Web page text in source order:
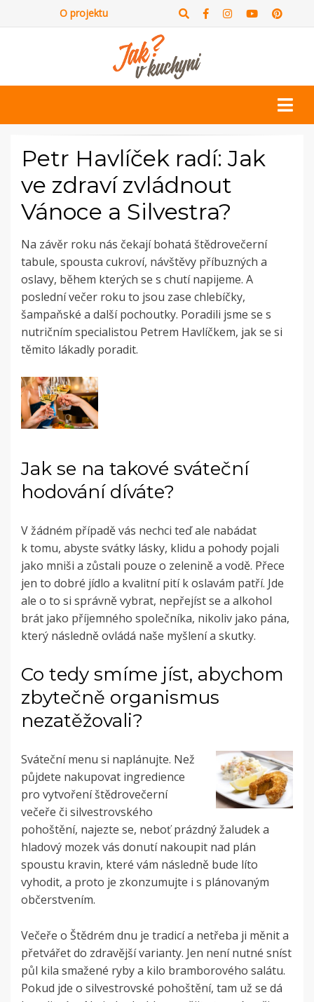
O projektu
Petr Havlíček radí: Jak
ve zdraví zvládnout
Vánoce a Silvestra?
Na závěr roku nás čekají bohatá štědrovečerní
tabule, spousta cukroví, návštěvy příbuzných a
oslavy, během kterých se s chutí napijeme. A
poslední večer roku to jsou zase chlebíčky,
šampaňské a další pochoutky. Poradili jsme se s
nutričním specialistou Petrem Havlíčkem, jak se si
těmito lákadly poradit.
Jak se na takové sváteční
hodování díváte?
V žádném případě vás nechci teď ale nabádat
k tomu, abyste svátky lásky, klidu a pohody pojali
jako mniši a zůstali pouze o zelenině a vodě. Přece
jen to dobré jídlo a kvalitní pití k oslavám patří. Jde
ale o to si správně vybrat, nepřejíst se a alkohol
brát jako příjemného společníka, nikoliv jako pána,
který následně ovládá naše myšlení a skutky.
Co tedy smíme jíst, abychom
zbytečně organismus
nezatěžovali?
Sváteční menu si naplánujte. Než
půjdete nakupovat ingredience
pro vytvoření štědrovečerní
večeře či silvestrovského
pohoštění, najezte se, neboť prázdný žaludek a
hladový mozek vás donutí nakoupit nad plán
spoustu kravin, které vám následně bude líto
vyhodit, a proto je zkonzumujte i s plánovaným
občerstvením.
Večeře o Štědrém dnu je tradicí a netřeba ji měnit a
přetvářet do zdravější varianty. Jen není nutné sníst
půl kila smažené ryby a kilo bramborového salátu.
Pokud jde o silvestrovské pohoštění, tam už se dá